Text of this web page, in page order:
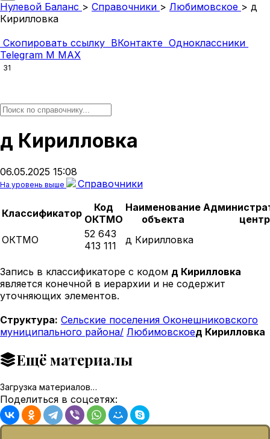
Нулевой Баланс > Справочники > Любимовское > д
Кирилловка
Скопировать ссылку ВКонтакте Одноклассники
Telegram M MAX
31
д Кирилловка
06.05.2025 15:08
На уровень выше Справочники
Классификатор
Код
ОКТМО
Наименование
объекта
центр
ОКТМО
52 643
413 111
д Кирилловка
Запись в классификаторе с кодом д Кирилловка
является конечной в иерархии и не содержит
уточняющих элементов.
Структура: Сельские поселения Оконешниковского
муниципального района/ Любимовскоед Кирилловка
Ещё материалы
Загрузка материалов…
Поделиться в соцсетях: